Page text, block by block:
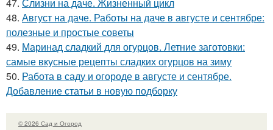
48. Август на даче. Работы на даче в августе и сентябре:
полезные и простые советы
49. Маринад сладкий для огурцов. Летние заготовки:
самые вкусные рецепты сладких огурцов на зиму
50. Работа в саду и огороде в августе и сентябре.
Добавление статьи в новую подборку
© 2026 Сад и Огород